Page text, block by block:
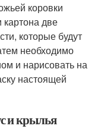
коровки
картона две
которые будут
необходимо
и нарисовать на
настоящей
и крылья